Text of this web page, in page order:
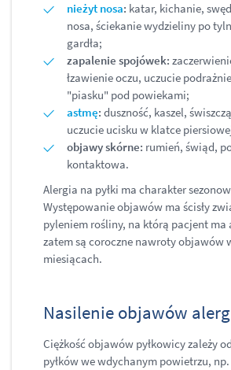
nieżyt nosa: katar, kichanie,
nosa, ściekanie wydzieliny po
gardła;
zapalenie spojówek:
łzawienie oczu, uczucie
"piasku" pod powiekami;
astmę: duszność, kaszel,
uczucie ucisku w klatce
objawy skórne: rumień, świąd,
kontaktowa.
Alergia na pyłki ma charakter
Występowanie objawów ma ścisły
pyleniem rośliny, na którą pacjent ma
zatem są coroczne nawroty objawów
miesiącach.
Nasilenie objawów
Ciężkość objawów pyłkowicy zależy
pyłków we wdychanym powietrzu,